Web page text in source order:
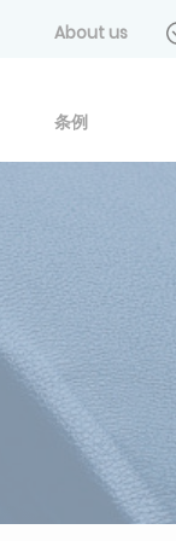
About us
条例